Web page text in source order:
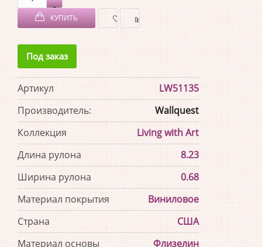
КУПИТЬ
Под заказ
Артикул
LW51135
Производитель:
Wallquest
Коллекция
Living with Art
Длина рулона
8.23
Ширина рулона
0.68
Материал покрытия
Виниловое
Страна
США
Материал основы
Флизелин